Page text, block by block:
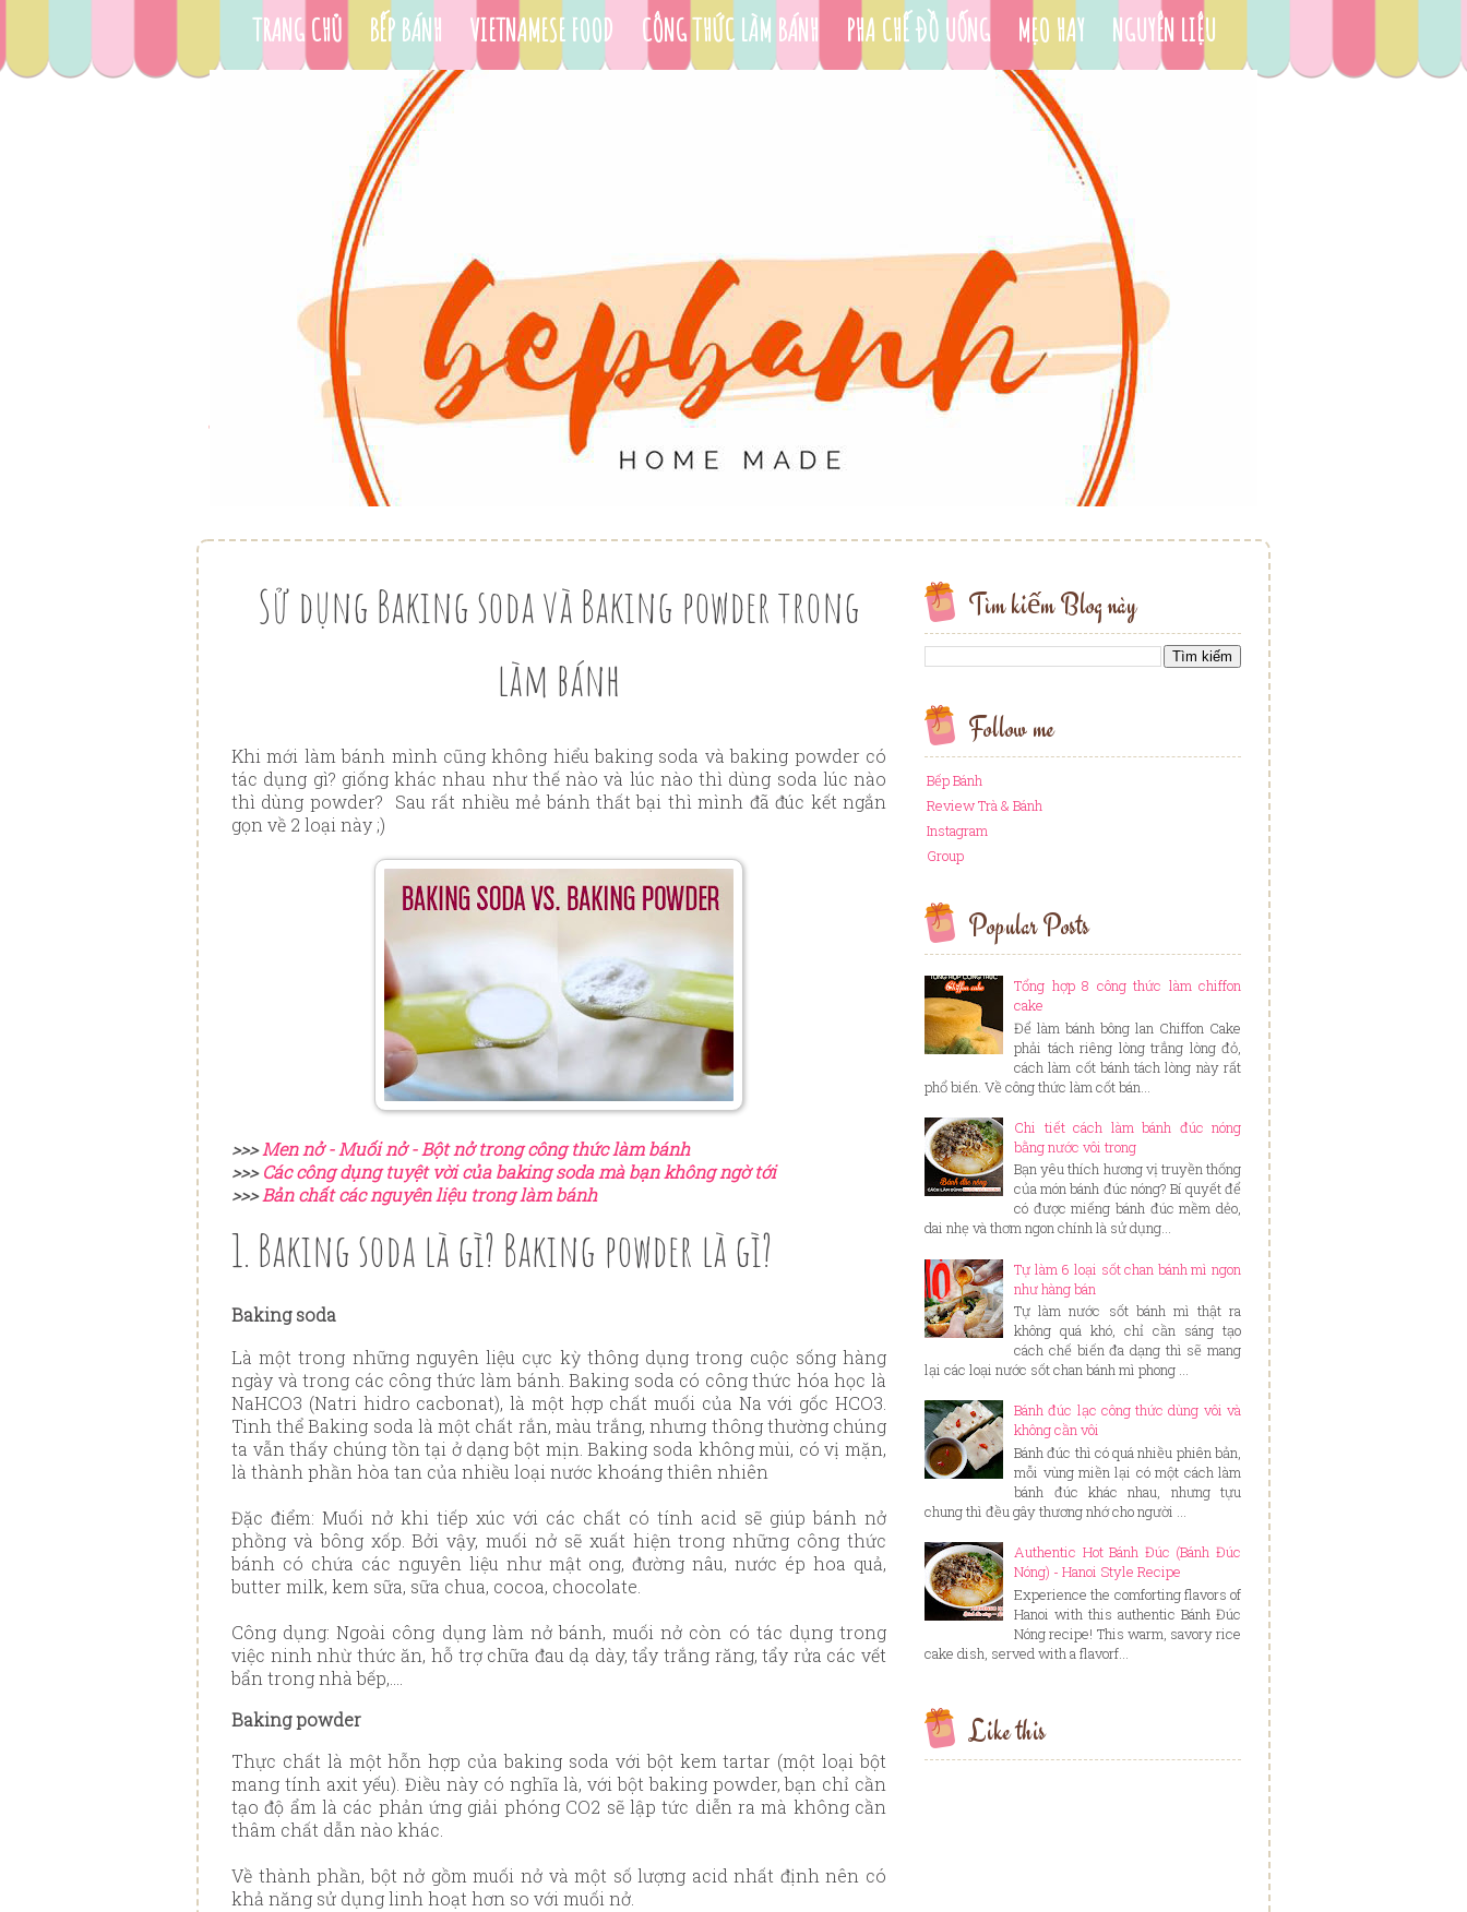
TRANG CHỦ BẾP BÁNH VIETNAMESE FOOD CÔNG THỨC LÀM BÁNH PHA CHẾ ĐỒ UỐNG MẸO HAY
NGUYÊN LIỆU
Sử dụng Baking soda và Baking powder trong
làm bánh
Khi mới làm bánh mình cũng không hiểu baking soda và baking powder có
tác dụng gì? giống khác nhau như thế nào và lúc nào thì dùng soda lúc nào
thì dùng powder? Sau rất nhiều mẻ bánh thất bại thì mình đã đúc kết ngắn
gọn về 2 loại này ;)
>>>Men nở - Muối nở - Bột nở trong công thức làm bánh
>>>Các công dụng tuyệt vời của baking soda mà bạn không ngờ tới
>>>Bản chất các nguyên liệu trong làm bánh
1. Baking soda là gì? Baking powder là gì?
Baking soda
Là một trong những nguyên liệu cực kỳ thông dụng trong cuộc sống hàng
ngày và trong các công thức làm bánh. Baking soda có công thức hóa học là
NaHCO3 (Natri hidro cacbonat), là một hợp chất muối của Na với gốc HCO3.
Tinh thể Baking soda là một chất rắn, màu trắng, nhưng thông thường chúng
ta vẫn thấy chúng tồn tại ở dạng bột mịn. Baking soda không mùi, có vị mặn,
là thành phần hòa tan của nhiều loại nước khoáng thiên nhiên
Đặc điểm: Muối nở khi tiếp xúc với các chất có tính acid sẽ giúp bánh nở
phồng và bông xốp. Bởi vậy, muối nở sẽ xuất hiện trong những công thức
bánh có chứa các nguyên liệu như mật ong, đường nâu, nước ép hoa quả,
butter milk, kem sữa, sữa chua, cocoa, chocolate.
Công dụng: Ngoài công dụng làm nở bánh, muối nở còn có tác dụng trong
việc ninh nhừ thức ăn, hỗ trợ chữa đau dạ dày, tẩy trắng răng, tẩy rửa các vết
bẩn trong nhà bếp,....
Baking powder
Thực chất là một hỗn hợp của baking soda với bột kem tartar (một loại bột
mang tính axit yếu). Điều này có nghĩa là, với bột baking powder, bạn chỉ cần
tạo độ ẩm là các phản ứng giải phóng CO2 sẽ lập tức diễn ra mà không cần
thâm chất dẫn nào khác.
Về thành phần, bột nở gồm muối nở và một số lượng acid nhất định nên có
khả năng sử dụng linh hoạt hơn so với muối nở.
Tìm kiếm Blog này
Follow me
Bếp Bánh
Review Trà & Bánh
Instagram
Group
Popular Posts
Tổng hợp 8 công thức làm chiffon
cake
Để làm bánh bông lan Chiffon Cake
phải tách riêng lòng trắng lòng đỏ,
cách làm cốt bánh tách lòng này rất
phổ biến. Về công thức làm cốt bán...
Chi tiết cách làm bánh đúc nóng
bằng nước vôi trong
Bạn yêu thích hương vị truyền thống
của món bánh đúc nóng? Bí quyết để
có được miếng bánh đúc mềm dẻo,
dai nhẹ và thơm ngon chính là sử dụng...
Tự làm 6 loại sốt chan bánh mì ngon
như hàng bán
Tự làm nước sốt bánh mì thật ra
không quá khó, chỉ cần sáng tạo
cách chế biến đa dạng thì sẽ mang
lại các loại nước sốt chan bánh mì phong ...
Bánh đúc lạc công thức dùng vôi và
không cần vôi
Bánh đúc thì có quá nhiều phiên bản,
mỗi vùng miền lại có một cách làm
bánh đúc khác nhau, nhưng tựu
chung thì đều gây thương nhớ cho người ...
Authentic Hot Bánh Đúc (Bánh Đúc
Nóng) - Hanoi Style Recipe
Experience the comforting flavors of
Hanoi with this authentic Bánh Đúc
Nóng recipe! This warm, savory rice
cake dish, served with a flavorf...
Like this